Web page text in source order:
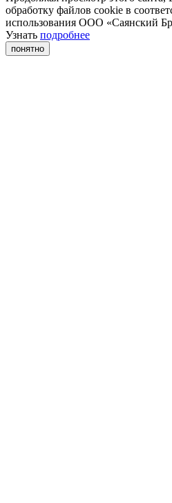
обработку файлов cookie в
использования ООО «Саянский
Узнать подробнее
понятно